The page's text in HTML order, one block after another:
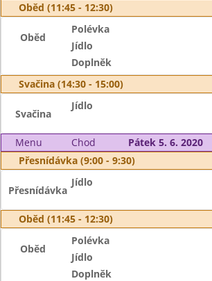
Oběd (11:45 - 12:30)
Oběd
Polévka
Jídlo
Doplněk
Svačina (14:30 - 15:00)
Svačina
Jídlo
Menu Chod
Pátek 5. 6. 2020
Přesnídávka (9:00 - 9:30)
Přesnídávka
Jídlo
Oběd (11:45 - 12:30)
Oběd
Polévka
Jídlo
Doplněk